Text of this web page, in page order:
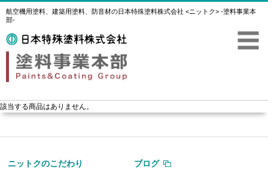
航空機用塗料、建築用塗料、防音材の日本特殊塗料株式会社 <ニットク> -塗料事業本
部-
該当する商品はありません。
ニットクのこだわり ブログ